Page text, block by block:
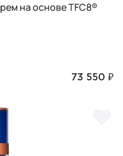
на основе TFC8®
73 550 ₽